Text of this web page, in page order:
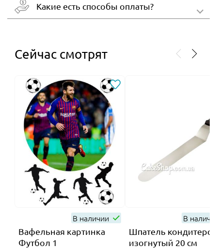
Какие есть способы оплаты?
Сейчас смотрят
В наличии
Вафельная картинка
Футбол 1
В
Шпатель
изогнутый 20 см